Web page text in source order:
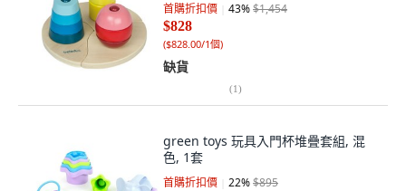
首購折扣價 43%$1,454
$828
($828.00/1個)
缺貨
(1)
green toys 玩具入門杯堆疊套組, 混
色, 1套
首購折扣價 22%$895